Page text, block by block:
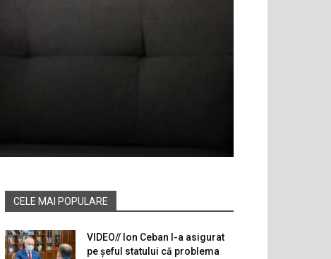
CELE MAI POPULARE
VIDEO// Ion Ceban l-a asigurat
pe șeful statului că problema